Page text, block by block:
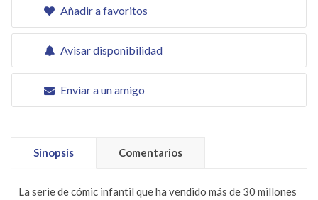
Añadir a favoritos
Avisar disponibilidad
Enviar a un amigo
Sinopsis Comentarios
La serie de cómic infantil que ha vendido más de 30 millones